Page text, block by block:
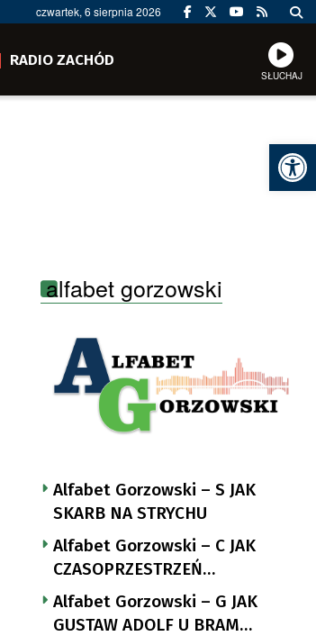
czwartek, 6 sierpnia 2026
RADIO ZACHÓD
SŁUCHAJ
alfabet gorzowski
Alfabet Gorzowski – S JAK
SKARB NA STRYCHU
Alfabet Gorzowski – C JAK
CZASOPRZESTRZEŃ
NUTTGENSA
Alfabet Gorzowski – G JAK
GUSTAW ADOLF U BRAM